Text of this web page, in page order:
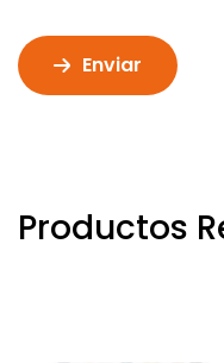
Enviar
Productos